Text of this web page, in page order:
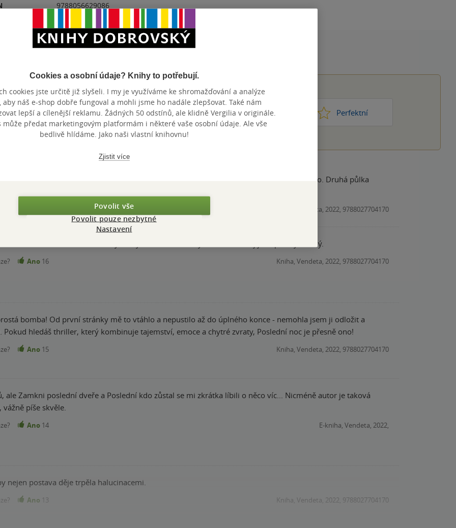
9788056629086
PŘIDEJTE SVÉ HODNOCENÍ KNIHY
Hodnocení našich knihkupců: 0.0 z 5 Nic moc 1 2 Perfektní
napsal skvělou knihu. Stahuji ale hvězdičku za první půlku knihy, kde se to zbytečně táhlo. Druhá půlka
Kniha, Vendeta, 2022, 9788027704170
Od tohoto autora mám všechny knihy a zatím mě nikdy nezklamal. Děj je napínavý a čtivý.
Ano 16 Kniha, Vendeta, 2022, 9788027704170
bomba! Od první stránky mě to vtáhlo a nepustilo až do úplného konce - nemohla jsem ji odložit a
Pokud hledáš thriller, který kombinuje tajemství, emoce a chytré zvraty, Poslední noc je přesně ono!
Ano 15 Kniha, Vendeta, 2022, 9788027704170
ale Zamkni poslední dveře a Poslední kdo zůstal se mi zkrátka líbili o něco víc... Nicméně autor je taková
píše skvěle.
Ano 14 E-kniha, Vendeta, 2022,
nejen postava děje trpěla halucinacemi.
Ano 13 Kniha, Vendeta, 2022, 9788027704170
Cookies a osobní údaje? Knihy to potřebují.
cookies jste určitě již slyšeli. I my je využíváme ke shromažďování a analýze
aby náš e-shop dobře fungoval a mohli jsme ho nadále zlepšovat. Také nám
lepší a cílenější reklamu. Žádných 50 odstínů, ale klidně Vergilia v originále.
může předat marketingovým platformám i některé vaše osobní údaje. Ale vše
bedlivě hlídáme. Jako naši vlastní knihovnu!
Zjistit více
Povolit vše
Povolit pouze nezbytné
Nastavení